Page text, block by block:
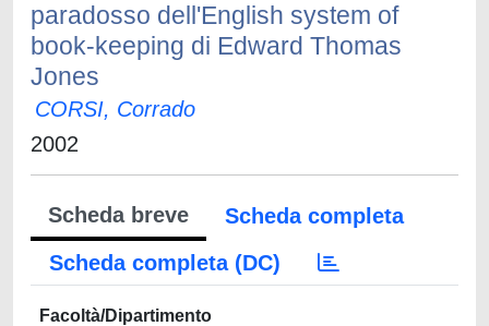
paradosso dell'English system of
book-keeping di Edward Thomas
Jones
CORSI, Corrado
2002
Scheda breve
Scheda completa
Scheda completa (DC)
Facoltà/Dipartimento